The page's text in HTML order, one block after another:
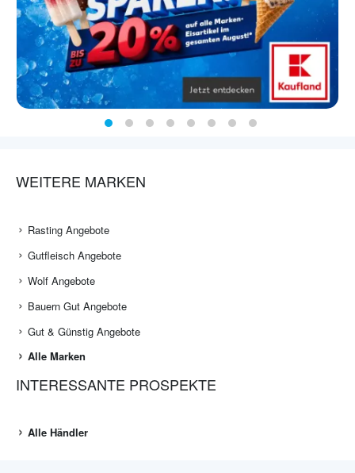
WEITERE MARKEN
Rasting Angebote
Gutfleisch Angebote
Wolf Angebote
Bauern Gut Angebote
Gut & Günstig Angebote
Alle Marken
INTERESSANTE PROSPEKTE
Alle Händler